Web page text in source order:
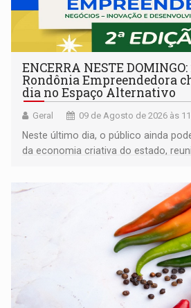
ENCERRA NESTE
Rondônia Empreendedora
dia no Espaço Alternativo
Geral 09 de Agosto de 2026 às
Neste último dia, o público ainda
da economia criativa do estado,